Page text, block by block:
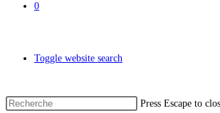
0
Toggle website search
Press Escape to